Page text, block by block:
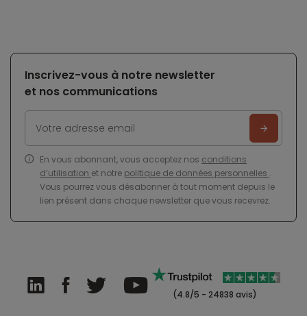
Inscrivez-vous à notre newsletter
et nos communications
En vous abonnant, vous acceptez nos conditions
d’utilisation et notre politique de données personnelles .
Vous pourrez vous désabonner à tout moment depuis le
lien présent dans chaque newsletter que vous recevrez.
(4.8/5 - 24838 avis)